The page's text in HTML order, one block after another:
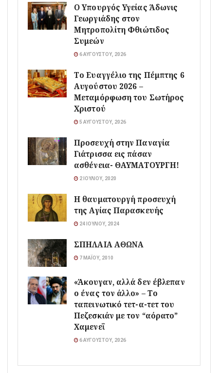
O Υπουργός Υγείας Άδωνις
Γεωργιάδης στον
Μητροπολίτη Φθιώτιδος
Συμεών
6 ΑΥΓΟΎΣΤΟΥ, 2026
Το Ευαγγέλιο της Πέμπτης 6
Αυγούστου 2026 –
Μεταμόρφωση του Σωτήρος
Χριστού
5 ΑΥΓΟΎΣΤΟΥ, 2026
Προσευχή στην Παναγία
Γιάτρισσα εις πάσαν
ασθένεια- ΘΑΥΜΑΤΟΥΡΓΗ!
2 ΙΟΥΛΊΟΥ, 2020
Η θαυματουργή προσευχή
της Αγίας Παρασκευής
24 ΙΟΥΛΊΟΥ, 2024
ΣΠΗΛΑΙΑ ΑΘΩΝΑ
7 ΜΑΪ́ΟΥ, 2010
«Άκουγαν, αλλά δεν έβλεπαν
ο ένας τον άλλο» – Το
ταπεινωτικό τετ-α-τετ του
Πεζεσκιάν με τον “αόρατο”
Χαμενεΐ
6 ΑΥΓΟΎΣΤΟΥ, 2026